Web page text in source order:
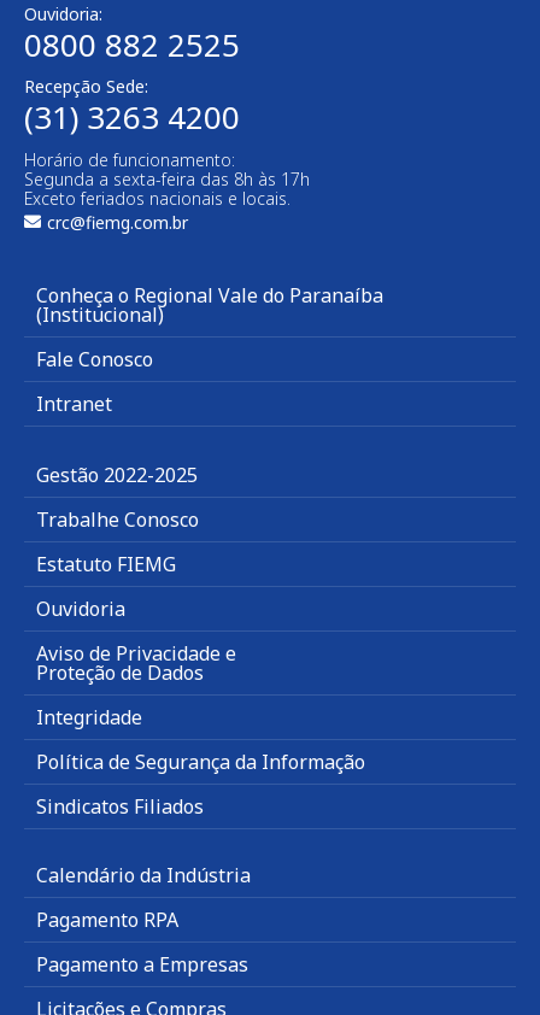
Ouvidoria:
0800 882 2525
Recepção Sede:
(31) 3263 4200
Horário de funcionamento:
Segunda a sexta-feira das 8h às 17h
Exceto feriados nacionais e locais.
crc@fiemg.com.br
Conheça o Regional Vale do Paranaíba
(Institucional)
Fale Conosco
Intranet
Gestão 2022-2025
Trabalhe Conosco
Estatuto FIEMG
Ouvidoria
Aviso de Privacidade e
Proteção de Dados
Integridade
Política de Segurança da Informação
Sindicatos Filiados
Calendário da Indústria
Pagamento RPA
Pagamento a Empresas
Licitações e Compras